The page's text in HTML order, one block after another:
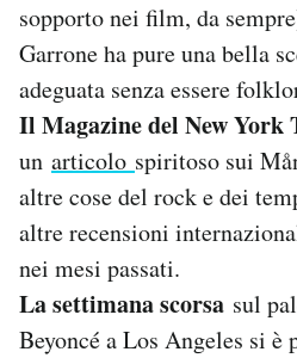
Newsletter
Notifiche mobile
Esci
sopporto nei film, da
Garrone ha pure una bella
adeguata senza essere
Il Magazine del New York
un articolo spiritoso sui
altre cose del rock e dei
altre recensioni
nei mesi passati.
La settimana scorsa sul
Beyoncé a Los Angeles si è